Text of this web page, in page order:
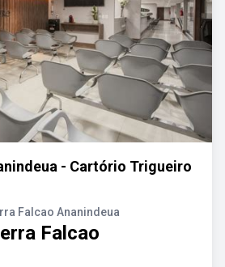
- Cartório Trigueiro
Falcao Ananindeua
Falcao